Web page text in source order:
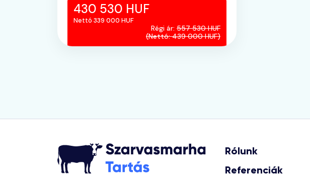
430 530 HUF
Nettó 339 000 HUF
Régi ár: 557 530 HUF
(Nettó: 439 000 HUF)
Rólunk
Referenciák